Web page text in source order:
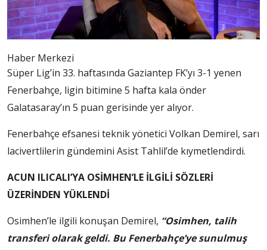
Haber Merkezi
Süper Lig’in 33. haftasında Gaziantep FK’yı 3-1 yenen
Fenerbahçe, ligin bitimine 5 hafta kala önder
Galatasaray’ın 5 puan gerisinde yer alıyor.
Fenerbahçe efsanesi teknik yönetici Volkan Demirel, sarı
lacivertlilerin gündemini Asist Tahlil’de kıymetlendirdi.
ACUN ILICALI’YA OSİMHEN’LE İLGİLİ SÖZLERİ
ÜZERİNDEN YÜKLENDİ
Osimhen’le ilgili konuşan Demirel, “Osimhen, talih
transferi olarak geldi. Bu Fenerbahçe’ye sunulmuş